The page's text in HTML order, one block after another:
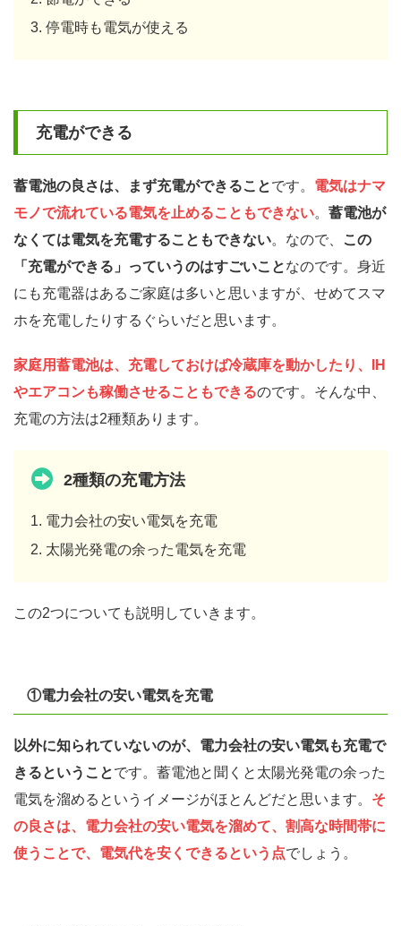
停電時も電気が使える
充電ができる
蓄電池の良さは、まず充電ができることです。 電気はナマ
モノで流れている電気を止めることもできない。 蓄電池が
なくては電気を充電することもできない。なので、
この
「充電ができる」っていうのはすごいことなのです。身近
にも充電器はあるご家庭は多いと思いますが、せめてスマ
ホを充電したりするぐらいだと思います。
家庭用蓄電池は、充電しておけば冷蔵庫を動かしたり、IH
やエアコンも稼働させることもできるのです。そんな中、
充電の方法は2種類あります。
2種類の充電方法
電力会社の安い電気を充電
太陽光発電の余った電気を充電
この2つについても説明していきます。
①電力会社の安い電気を充電
以外に知られていないのが、電力会社の安い電気も充電で
きるということです。蓄電池と聞くと太陽光発電の余った
電気を溜めるというイメージがほとんどだと思います。 そ
の良さは、電力会社の安い電気を溜めて、割高な時間帯に
使うことで、電気代を安くできるという点でしょう。